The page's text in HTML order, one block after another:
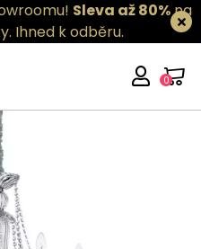
Sleva až 80%na
Ihned k odběru.
0